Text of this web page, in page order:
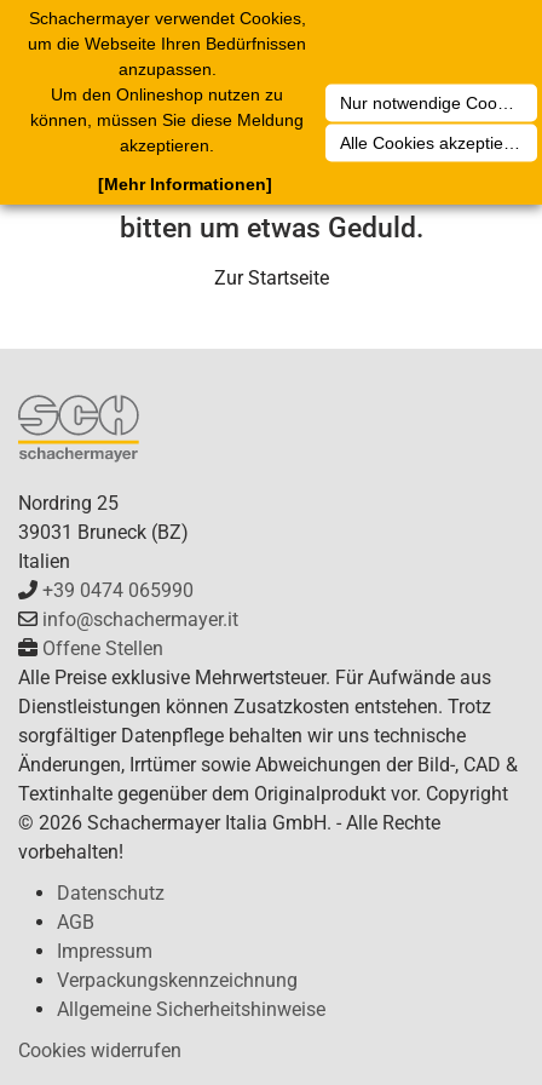
Schachermayer verwendet Cookies,
um die Webseite Ihren Bedürfnissen
anzupassen.
Um den Onlineshop nutzen zu
können, müssen Sie diese Meldung
akzeptieren.
Nur notwendige Cookies akzeptieren
Alle Cookies akzeptieren
[Mehr Informationen]
Leider ist ein technischer Fehler
aufgetreten. Unser Service-Team wird
sich in Kürze darum kümmern. Wir
bitten um etwas Geduld.
Zur Startseite
Nordring 25
39031 Bruneck (BZ)
Italien
+39 0474 065990
info@schachermayer.it
Offene Stellen
Alle Preise exklusive Mehrwertsteuer. Für Aufwände aus
Dienstleistungen können Zusatzkosten entstehen. Trotz
sorgfältiger Datenpflege behalten wir uns technische
Änderungen, Irrtümer sowie Abweichungen der Bild-, CAD &
Textinhalte gegenüber dem Originalprodukt vor. Copyright
© 2026 Schachermayer Italia GmbH. - Alle Rechte
vorbehalten!
Datenschutz
AGB
Impressum
Verpackungskennzeichnung
Allgemeine Sicherheitshinweise
Cookies widerrufen